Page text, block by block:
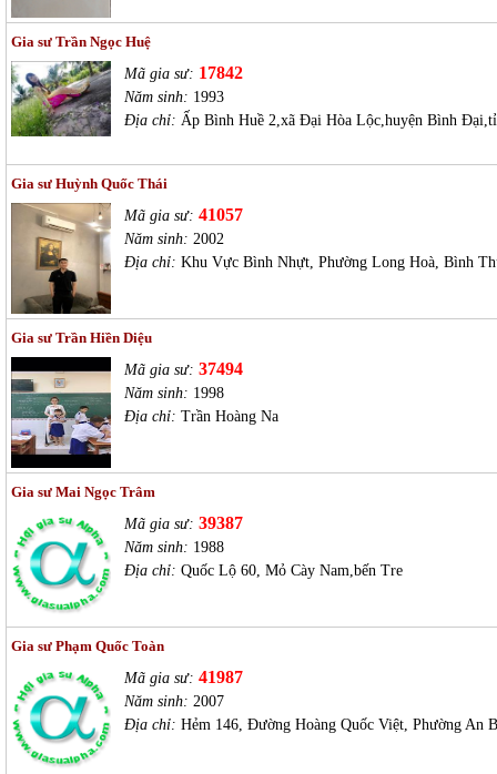
Gia sư Trần Ngọc Huệ
Mã gia sư: 17842
Năm sinh: 1993
Địa chỉ: Ấp Bình Huề 2,xã Đại Hòa Lộc,huyện Bình
Gia sư Huỳnh Quốc Thái
Mã gia sư: 41057
Năm sinh: 2002
Địa chỉ: Khu Vực Bình Nhựt, Phường Long Hoà, Bình
Gia sư Trần Hiền Diệu
Mã gia sư: 37494
Năm sinh: 1998
Địa chỉ: Trần Hoàng Na
Gia sư Mai Ngọc Trâm
Mã gia sư: 39387
Năm sinh: 1988
Địa chỉ: Quốc Lộ 60, Mỏ Cày Nam,bến Tre
Gia sư Phạm Quốc Toàn
Mã gia sư: 41987
Năm sinh: 2007
Địa chỉ: Hẻm 146, Đường Hoàng Quốc Việt, Phường An